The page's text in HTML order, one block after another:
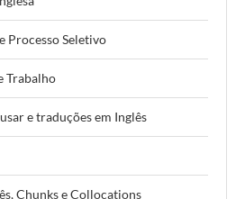
Processo Seletivo
Trabalho
e traduções em Inglês
Chunks e Collocations